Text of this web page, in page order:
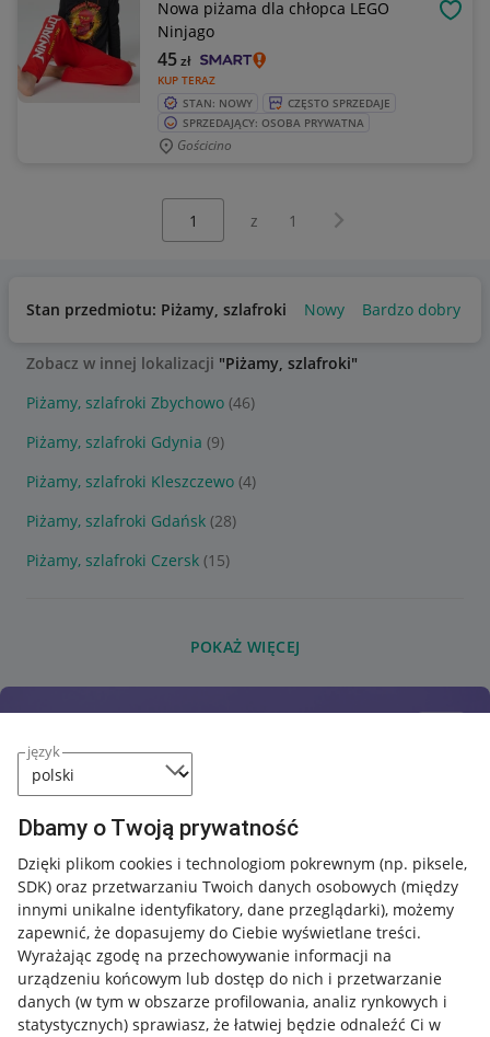
język
Dbamy o Twoją prywatność
Dzięki plikom cookies i technologiom pokrewnym (np. piksele,
SDK) oraz przetwarzaniu Twoich danych osobowych (między
innymi unikalne identyfikatory, dane przeglądarki), możemy
zapewnić, że dopasujemy do Ciebie wyświetlane treści.
Wyrażając zgodę na przechowywanie informacji na
urządzeniu końcowym lub dostęp do nich i przetwarzanie
danych (w tym w obszarze profilowania, analiz rynkowych i
statystycznych) sprawiasz, że łatwiej będzie odnaleźć Ci w
Nowa piżama dla chłopca LEGO
Ninjago
KUP TERAZ
45zł
STAN: NOWY
CZĘSTO SPRZEDAJE
SPRZEDAJĄCY: OSOBA PRYWATNA
Gościcino
z 1 Następna strona
Stan przedmiotu: Piżamy, szlafroki Nowy Bardzo dobry
Zobacz w innej lokalizacji "Piżamy, szlafroki"
Piżamy, szlafroki Zbychowo (46)
Piżamy, szlafroki Gdynia (9)
Piżamy, szlafroki Kleszczewo (4)
Piżamy, szlafroki Gdańsk (28)
Piżamy, szlafroki Czersk (15)
POKAŻ WIĘCEJ